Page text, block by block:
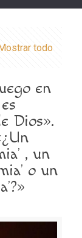
todo
en
Dios».
, un
o un